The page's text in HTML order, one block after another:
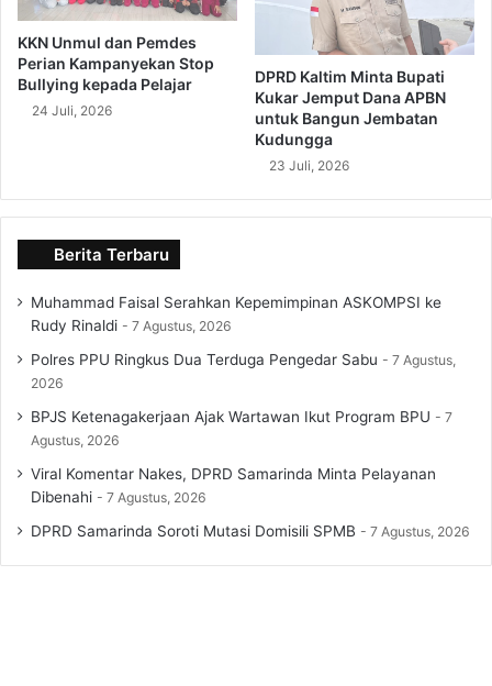
KKN Unmul dan Pemdes
Perian Kampanyekan Stop
Bullying kepada Pelajar
24 Juli, 2026
DPRD Kaltim Minta Bupati
Kukar Jemput Dana APBN
untuk Bangun Jembatan
Kudungga
23 Juli, 2026
Berita Terbaru
Muhammad Faisal Serahkan Kepemimpinan ASKOMPSI ke
Rudy Rinaldi
7 Agustus, 2026
Polres PPU Ringkus Dua Terduga Pengedar Sabu
7 Agustus,
2026
BPJS Ketenagakerjaan Ajak Wartawan Ikut Program BPU
7
Agustus, 2026
Viral Komentar Nakes, DPRD Samarinda Minta Pelayanan
Dibenahi
7 Agustus, 2026
DPRD Samarinda Soroti Mutasi Domisili SPMB 7 Agustus, 2026